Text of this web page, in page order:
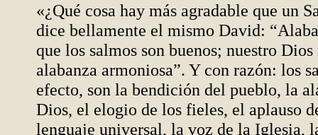
«¿Qué cosa hay más agradable que un
dice bellamente el mismo David:
que los salmos son buenos; nuestro Dios
alabanza armoniosa”. Y con razón: los
efecto, son la bendición del pueblo, la
Dios, el elogio de los fieles, el aplauso
lenguaje universal, la voz de la Iglesia,